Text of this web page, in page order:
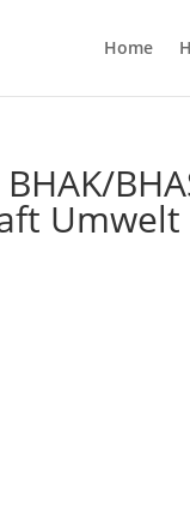
Home
Umwelt